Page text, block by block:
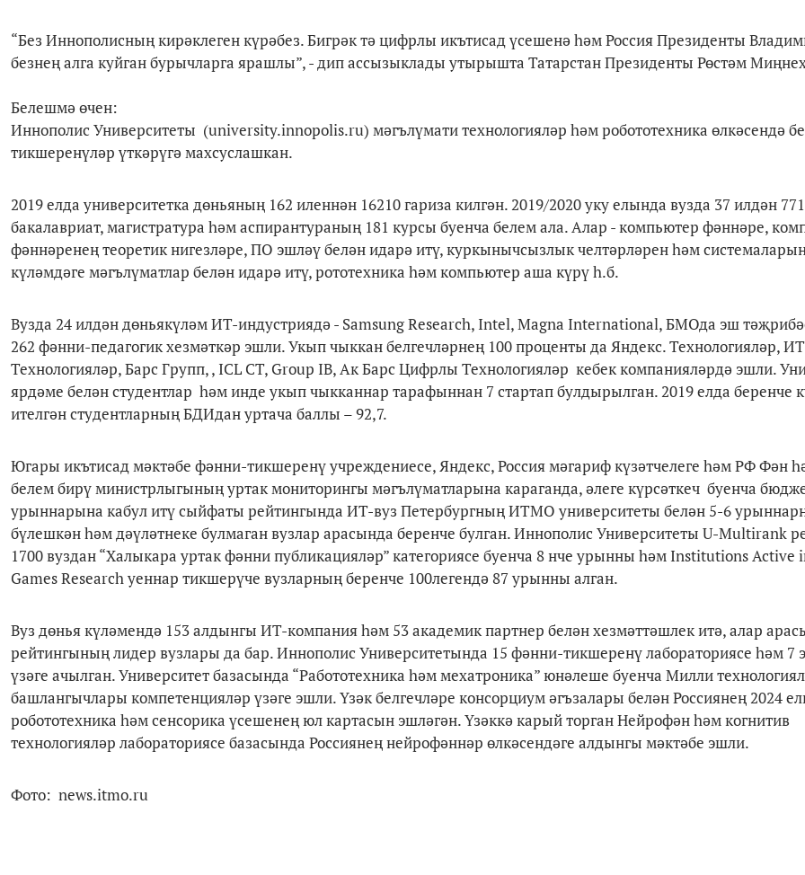
“Без Иннополисның кирәклеген күрәбез. Бигрәк тә цифрлы икътисад үсешенә һәм Россия Президенты
безнең алга куйган бурычларга ярашлы”, - дип ассызыклады утырышта Татарстан Президенты Рөстәм
Белешмә өчен:
Иннополис Университеты (university.innopolis.ru) мәгълүмати технологияләр һәм робототехника өлкәсендә
тикшеренүләр үткәрүгә махсуслашкан.
2019 елда университетка дөньяның 162 иленнән 16210 гариза килгән. 2019/2020 уку елында вузда 37 илдән
бакалавриат, магистратура һәм аспирантураның 181 курсы буенча белем ала. Алар - компьютер фәннәре,
фәннәренең теоретик нигезләре, ПО эшләү белән идарә итү, куркынычсызлык челтәрләрен һәм
күләмдәге мәгълүматлар белән идарә итү, рототехника һәм компьютер аша күрү һ.б.
Вузда 24 илдән дөньякүләм ИТ-индустриядә - Samsung Research, Intel, Magna International, БМОда эш
262 фәнни-педагогик хезмәткәр эшли. Укып чыккан белгечләрнең 100 проценты да Яндекс. Технологияләр,
Технологияләр, Барс Групп, , ICL CT, Group IB, Ак Барс Цифрлы Технологияләр кебек компанияләрдә эшли.
ярдәме белән студентлар һәм инде укып чыкканнар тарафыннан 7 стартап булдырылган. 2019 елда беренче
ителгән студентларның БДИдан уртача баллы – 92,7.
Югары икътисад мәктәбе фәнни-тикшеренү учреждениесе, Яндекс, Россия мәгариф күзәтчелеге һәм РФ Фән
белем бирү министрлыгының уртак мониторингы мәгълүматларына караганда, әлеге күрсәткеч буенча
урыннарына кабул итү сыйфаты рейтингында ИТ-вуз Петербургның ИТМО университеты белән 5-6
бүлешкән һәм дәүләтнеке булмаган вузлар арасында беренче булган. Иннополис Университеты U-Multirank
1700 вуздан “Халыкара уртак фәнни публикацияләр” категориясе буенча 8 нче урынны һәм Institutions Active
Games Research уеннар тикшерүче вузларның беренче 100легендә 87 урынны алган.
Вуз дөнья күләмендә 153 алдынгы ИТ-компания һәм 53 академик партнер белән хезмәттәшлек итә, алар
рейтингының лидер вузлары да бар. Иннополис Университетында 15 фәнни-тикшеренү лабораториясе һәм 7
үзәге ачылган. Университет базасында “Работотехника һәм мехатроника” юнәлеше буенча Милли
башлангычлары компетенцияләр үзәге эшли. Үзәк белгечләре консорциум әгъзалары белән Россиянең 2024
робототехника һәм сенсорика үсешенең юл картасын эшләгән. Үзәккә карый торган Нейрофән һәм когнитив
технологияләр лабораториясе базасында Россиянең нейрофәннәр өлкәсендәге алдынгы мәктәбе эшли.
Фото: news.itmo.ru